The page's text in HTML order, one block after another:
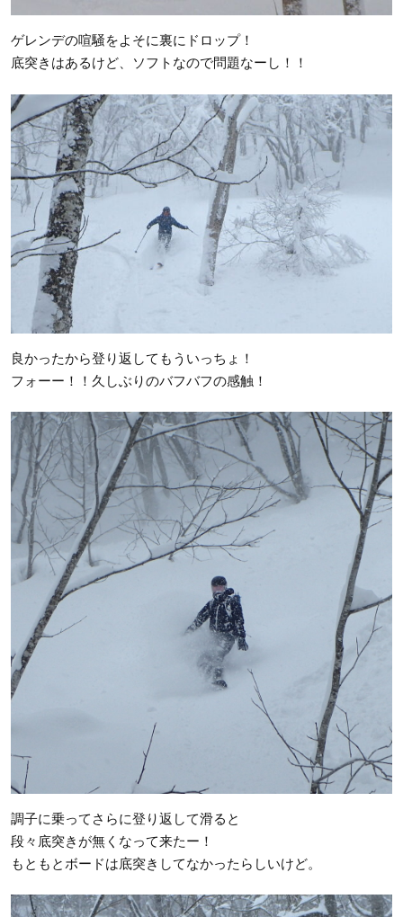
ゲレンデの喧騒をよそに裏にドロップ！
底突きはあるけど、ソフトなので問題なーし！！
良かったから登り返してもういっちょ！
フォーー！！久しぶりのバフバフの感触！
調子に乗ってさらに登り返して滑ると
段々底突きが無くなって来たー！
もともとボードは底突きしてなかったらしいけど。